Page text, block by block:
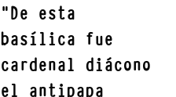
"De esta
basílica fue
cardenal diácono
el antipapa